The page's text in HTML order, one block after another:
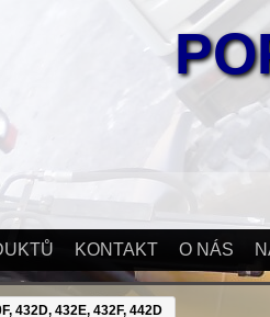
KONTAKT O NÁS
432D, 432E, 432F, 442D